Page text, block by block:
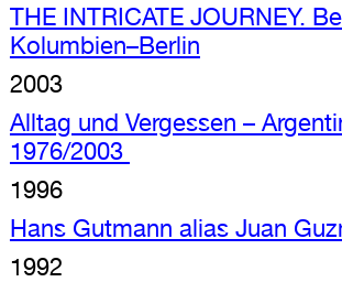
THE INTRICATE JOURNEY.
Kolumbien–Berlin
2003
Alltag und Vergessen –
1976/2003
1996
Hans Gutmann alias Juan
1992